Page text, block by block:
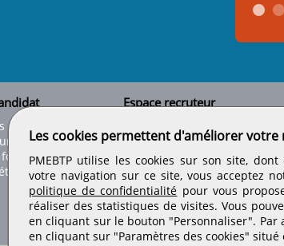
offres
CV
formations
Espace recruteur
Tous les candidats
Déposer une annonce
Déposer une offre de stage
Nos tarifs
Les cookies permettent d'améliorer votre
PMEBTP utilise les cookies sur son site,
votre navigation sur ce site, vous acceptez
politique de confidentialité pour vous
réaliser des statistiques de visites. Vous
en cliquant sur le bouton "Personnaliser". Par
en cliquant sur "Paramètres des cookies" situé